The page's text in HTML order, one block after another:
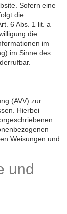
Sofern eine
die
6 Abs. 1 lit. a
die
im
im Sinne des
(AVV) zur
Hierbei
Weisungen und
und